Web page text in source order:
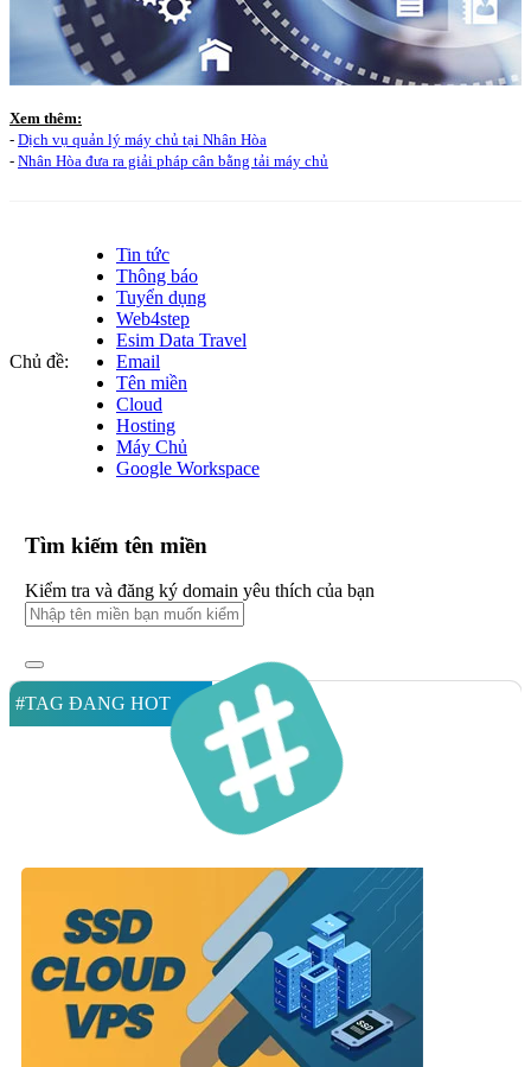
Xem thêm:
- Dịch vụ quản lý máy chủ tại Nhân Hòa
- Nhân Hòa đưa ra giải pháp cân bằng tải máy chủ
Chủ đề:
Tin tức
Thông báo
Tuyển dụng
Web4step
Esim Data Travel
Email
Tên miền
Cloud
Hosting
Máy Chủ
Google Workspace
Tìm kiếm tên miền
Kiểm tra và đăng ký domain yêu thích của bạn
#TAG ĐANG HOT